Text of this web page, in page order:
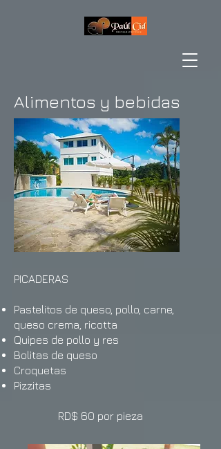
Alimentos y bebidas
PICADERAS
Pastelitos de queso, pollo, carne,
queso crema, ricotta
Quipes de pollo y res
Bolitas de queso
Croquetas
Pizzitas
RD$ 60 por pieza